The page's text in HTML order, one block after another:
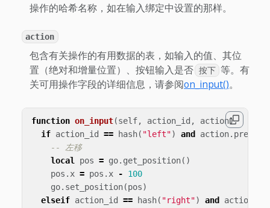
操作的哈希名称，如在输入绑定中设置的那样。
action
包含有关操作的有用数据的表，如输入的值、其位
置（绝对和增量位置）、按钮输入是否 按下 等。有
关可用操作字段的详细信息，请参阅on_input()。
function on_input(self, action_id , action)
if action_id == hash( "left") and action. pressed
-- 左移
local
pos = go. get_position()
pos . x = pos . x -
100
go. set_position(pos)
elseif action_id == hash( "right") and action